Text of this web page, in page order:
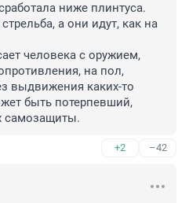
ниже плинтуса.
а они идут, как на
человека с оружием,
на пол,
выдвижения каких-то
быть потерпевший,
самозащиты.
+2 –42